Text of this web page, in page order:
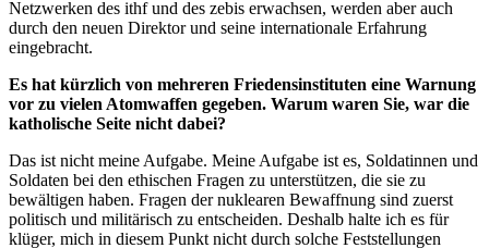
Netzwerken des ithf und des zebis erwachsen, werden aber auch
durch den neuen Direktor und seine internationale Erfahrung
eingebracht.
Es hat kürzlich von mehreren Friedensinstituten eine Warnung
vor zu vielen Atomwaffen gegeben. Warum waren Sie, war die
katholische Seite nicht dabei?
Das ist nicht meine Aufgabe. Meine Aufgabe ist es, Soldatinnen und
Soldaten bei den ethischen Fragen zu unterstützen, die sie zu
bewältigen haben. Fragen der nuklearen Bewaffnung sind zuerst
politisch und militärisch zu entscheiden. Deshalb halte ich es für
klüger, mich in diesem Punkt nicht durch solche Feststellungen